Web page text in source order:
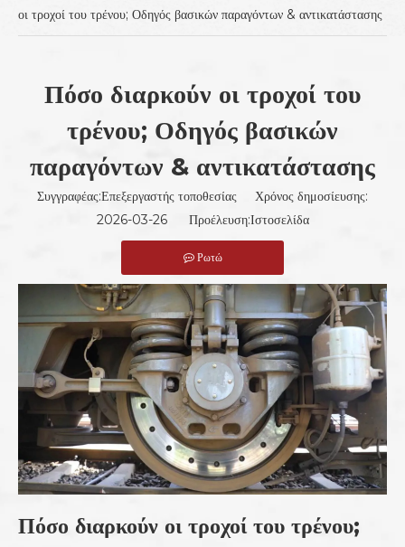
οι τροχοί του τρένου; Οδηγός βασικών παραγόντων & αντικατάστασης
Πόσο διαρκούν οι τροχοί του
τρένου; Οδηγός βασικών
παραγόντων & αντικατάστασης
Συγγραφέας:Επεξεργαστής τοποθεσίας Χρόνος δημοσίευσης:
2026-03-26 Προέλευση:Ιστοσελίδα
Ρωτώ
Πόσο διαρκούν οι τροχοί του τρένου;